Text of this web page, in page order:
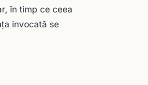
în timp ce ceea
invocată se